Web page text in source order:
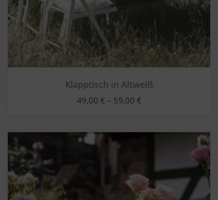
Klapptisch in Altweiß
49,00 € – 59,00 €